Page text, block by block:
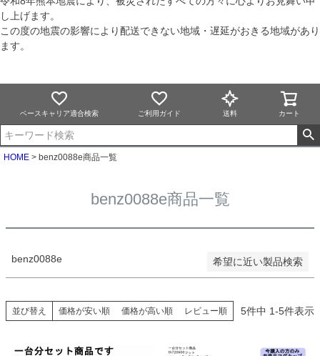
し上げます。
この度の地震の影響により配送できない地域・遅延がおきる地域があり
ます。
ベースキャリア適合検索 ご利用ガイド 送料 カート
HOME benz0088e商品一覧
benz0088e商品一覧
benz0088e 希望に近い製品検索
ルーフボックスバー上高さ350mm以下
並び順
新着順
登録順
価格が安い順
価格が高い順
キーワードヒット順
検索
並び替え 価格が安い順 価格が高い順 レビュー順 5件中 1-5件表示